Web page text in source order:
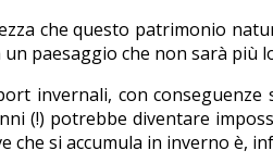
che questo patrimonio
paesaggio che non sarà più
invernali, con
(!) potrebbe diventare
che si accumula in inverno è,